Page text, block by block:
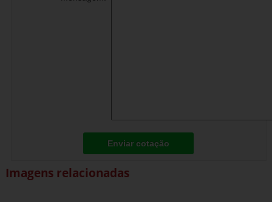
Enviar cotação
Imagens relacionadas